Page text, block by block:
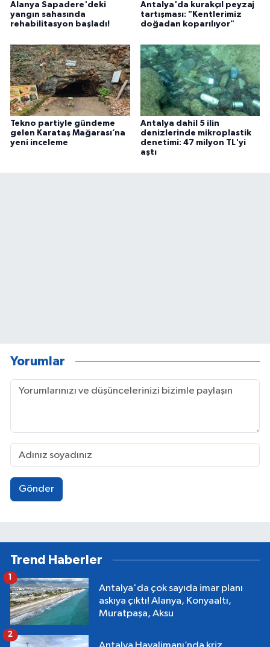
Alanya Sapadere'deki
yangın sahasında
rehabilitasyon başladı!
Antalya'da kurakçıl peyzaj
tartışması: "Kentlerimiz
doğadan koparılıyor"
Tekno partiyle gündeme
gelen Karataş Mağarası’na
yeni inceleme
Antalya dahil 5 ilin
denizlerinde mikroplastik
denetimi: 47 milyon TL'yi
aştı
Yorumlar
Gönder
Trend Haberler
Antalya'da çok sayıda imar planı
askıya çıktı! Alanya, Konyaaltı,
Muratpaşa, Aksu
1
2